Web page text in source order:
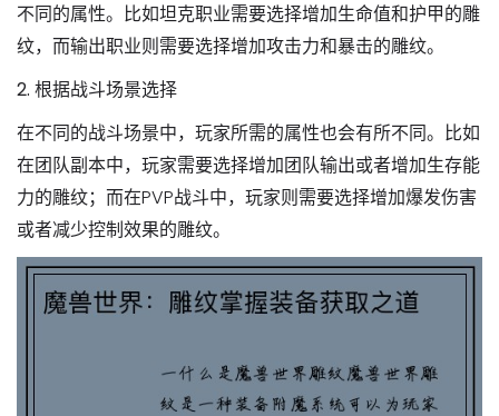
不同的属性。比如坦克职业需要选择增加生命值和护甲的雕
纹，而输出职业则需要选择增加攻击力和暴击的雕纹。
2. 根据战斗场景选择
在不同的战斗场景中，玩家所需的属性也会有所不同。比如
在团队副本中，玩家需要选择增加团队输出或者增加生存能
力的雕纹；而在PVP战斗中，玩家则需要选择增加爆发伤害
或者减少控制效果的雕纹。